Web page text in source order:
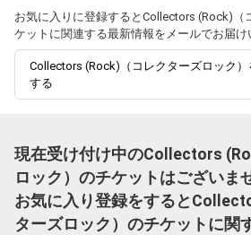
お気に入りに登録するとCollectors (Rock)（
ケットに関連する最新情報をメールでお届け
Collectors (Rock)（コレクターズロック
する
現在受け付け中のCollectors
ロック）のチケットはございま
お気に入り登録をすると
ターズロック）のチケットに関